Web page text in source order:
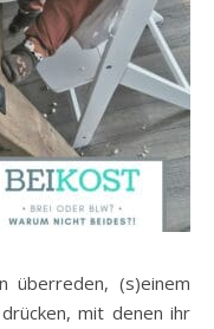
überreden, (s)einem
mit denen ihr